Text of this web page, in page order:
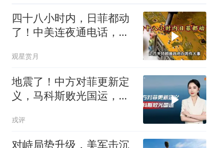
四十八小时内，日菲都动
了！中美连夜通电话，特
观星赏月
地震了！中方对菲更新定
义，马科斯败光国运，还
戎评
对峙局势升级，美军击沉